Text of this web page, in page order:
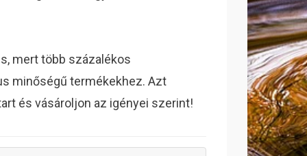
mert több százalékos
minőségű termékekhez. Azt
és vásároljon az igényei szerint!